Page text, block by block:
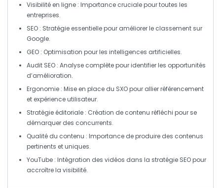
Visibilité en ligne : Importance cruciale pour toutes les
entreprises.
SEO : Stratégie essentielle pour améliorer le classement sur
Google.
GEO : Optimisation pour les intelligences artificielles.
Audit SEO : Analyse complète pour identifier les opportunités
d’amélioration.
Ergonomie : Mise en place du SXOpour allierréférencement
et expérience utilisateur.
Stratégie éditoriale : Création de contenu réfléchi pour se
démarquer des concurrents.
Qualité du contenu : Importance de produire des contenus
pertinents et uniques.
YouTube : Intégration des vidéos dans la stratégie SEOpour
accroître la visibilité.